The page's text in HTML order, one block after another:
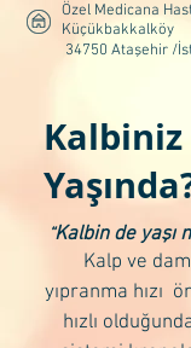
Özel Medicana
Küçükbakkalköy
34750 Ataşehir /
Kalbiniz
“Kalbin de yaşı
Kalp ve
yıpranma hızı
hızlı